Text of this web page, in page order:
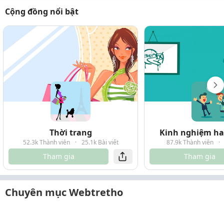
Cộng đồng nổi bật
Thời trang
52.3k Thành viên · 25.1k Bài viết
Tham gia
Kinh nghiệm
87.9k Thành viên ·
Tham gia
Chuyên mục Webtretho